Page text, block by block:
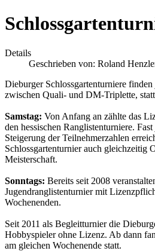
Details
Geschrieben von: Roland
Dieburger Schlossgartenturniere finden
zwischen Quali- und DM-Triplette,
Samstag: Von Anfang an zählte das
den hessischen Ranglistenturniere.
Steigerung der Teilnehmerzahlen
Schlossgartenturnier auch gleichzeitig
Meisterschaft.
Sonntags: Bereits seit 2008
Jugendranglistenturnier mit
Wochenenden.
Seit 2011 als Begleitturnier die
Hobbyspieler ohne Lizenz. Ab dann
am gleichen Wochenende statt.